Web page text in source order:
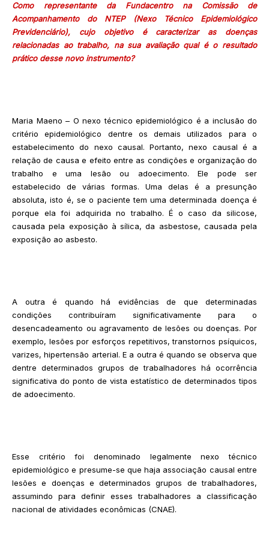
Como representante da Fundacentro na Comissão de
Acompanhamento do NTEP (Nexo Técnico Epidemiológico
Previdenciário), cujo objetivo é caracterizar as doenças
relacionadas ao trabalho, na sua avaliação qual é o resultado
prático desse novo instrumento?
Maria Maeno – O nexo técnico epidemiológico é a inclusão do
critério epidemiológico dentre os demais utilizados para o
estabelecimento do nexo causal. Portanto, nexo causal é a
relação de causa e efeito entre as condições e organização do
trabalho e uma lesão ou adoecimento. Ele pode ser
estabelecido de várias formas. Uma delas é a presunção
absoluta, isto é, se o paciente tem uma determinada doença é
porque ela foi adquirida no trabalho. É o caso da silicose,
causada pela exposição à sílica, da asbestose, causada pela
exposição ao asbesto.
A outra é quando há evidências de que determinadas
condições contribuíram significativamente para o
desencadeamento ou agravamento de lesões ou doenças. Por
exemplo, lesões por esforços repetitivos, transtornos psíquicos,
varizes, hipertensão arterial. E a outra é quando se observa que
dentre determinados grupos de trabalhadores há ocorrência
significativa do ponto de vista estatístico de determinados tipos
de adoecimento.
Esse critério foi denominado legalmente nexo técnico
epidemiológico e presume-se que haja associação causal entre
lesões e doenças e determinados grupos de trabalhadores,
assumindo para definir esses trabalhadores a classificação
nacional de atividades econômicas (CNAE).